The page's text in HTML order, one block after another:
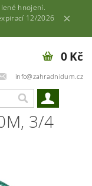
hnojení.
12/2026
info@zahradnidum.cz
0 Kč
3/4